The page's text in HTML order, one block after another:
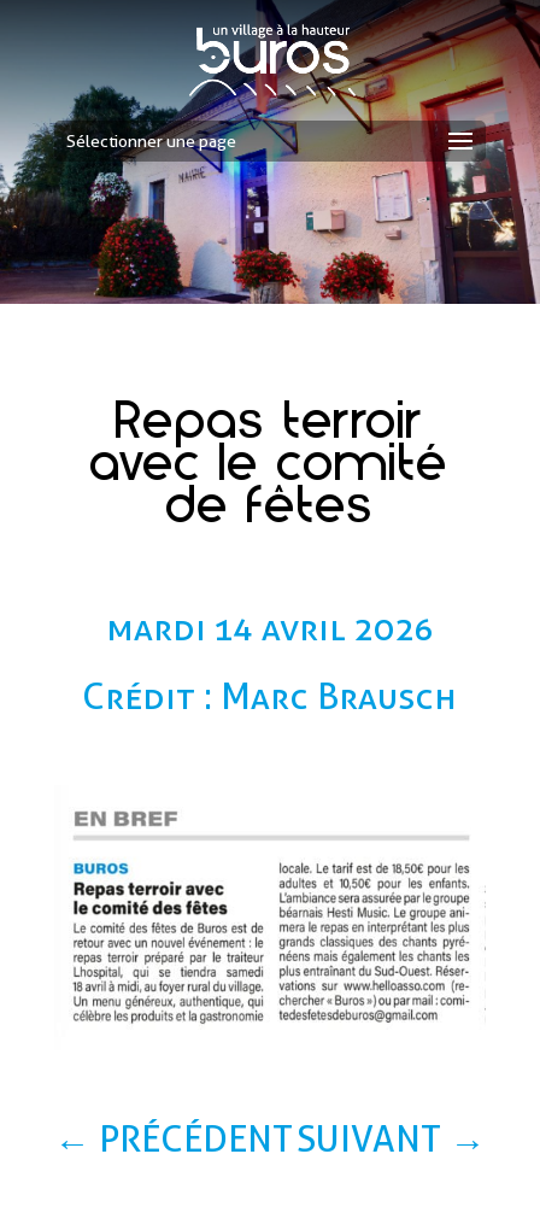
Sélectionner une page
Repas terroir
avec le comité
de fêtes
mardi 14 avril 2026
Crédit : Marc Brausch
← PRÉCÉDENTSUIVANT →